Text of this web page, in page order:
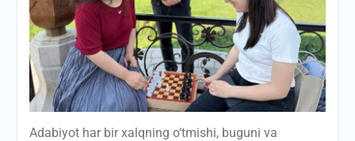
Adabiyot har bir xalqning o‘tmishi, buguni va